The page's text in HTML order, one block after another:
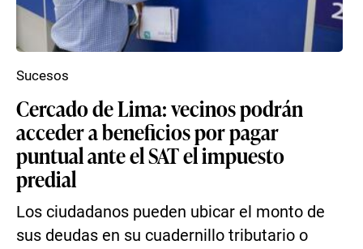
Cercado de Lima: vecinos podrán
acceder a beneficios por pagar
puntual ante el SAT el impuesto
predial
Los ciudadanos pueden ubicar el monto de
sus deudas en su cuadernillo tributario o
Sucesos